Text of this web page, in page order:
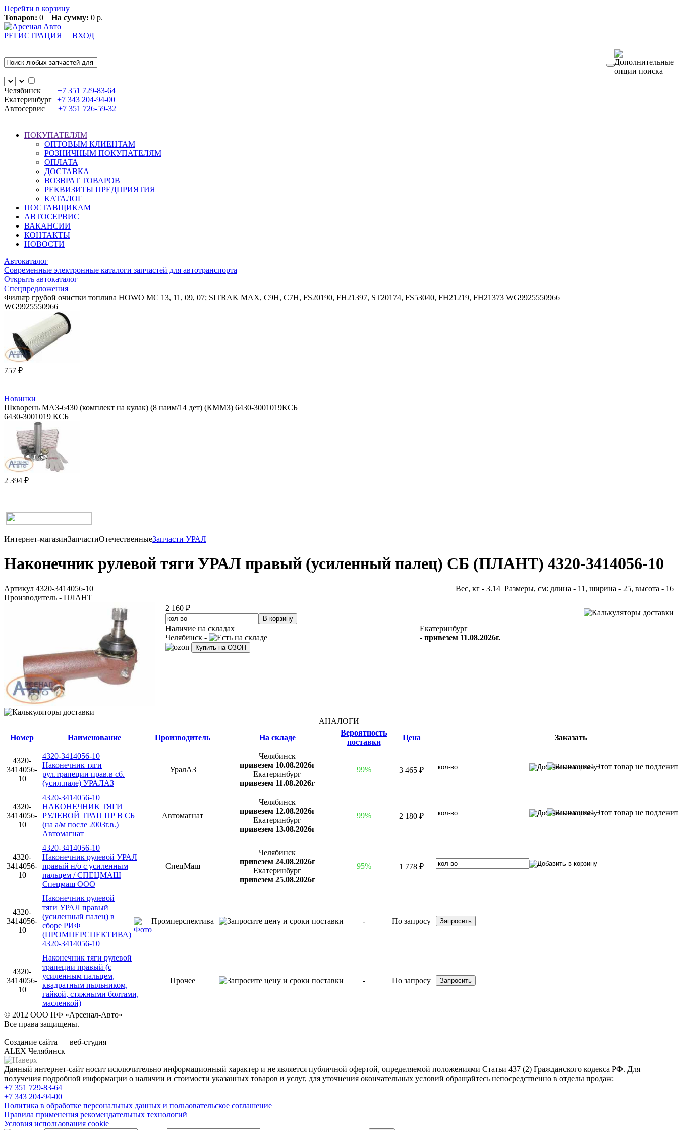
Перейти в корзину
Товаров: 0 На сумму: 0 р.
РЕГИСТРАЦИЯ ВХОД
Челябинск +7 351 729-83-64
Екатеринбург +7 343 204-94-00
Автосервис
+7 351 726-59-32
ПОКУПАТЕЛЯМ
ОПТОВЫМ КЛИЕНТАМ
РОЗНИЧНЫМ ПОКУПАТЕЛЯМ
ОПЛАТА
ДОСТАВКА
ВОЗВРАТ ТОВАРОВ
РЕКВИЗИТЫ ПРЕДПРИЯТИЯ
КАТАЛОГ
ПОСТАВЩИКАМ
АВТОСЕРВИС
ВАКАНСИИ
КОНТАКТЫ
НОВОСТИ
Автокаталог
Современные электронные каталоги запчастей для автотранспорта
Открыть автокаталог
Спецпредложения
Фильтр грубой очистки топлива HOWO MC 13, 11, 09, 07; SITRAK MAX, C9H, C7H, FS20190, FH21397, ST20174, FS53040, FH21219, FH21373 WG9925550966
WG9925550966
757 ₽
Новинки
Шкворень МАЗ-6430 (комплект на кулак) (8 наим/14 дет) (КММЗ) 6430-3001019КСБ
6430-3001019 КСБ
2 394 ₽
Интернет-магазинЗапчастиОтечественныеЗапчасти УРАЛ
Наконечник рулевой тяги УРАЛ правый (усиленный палец) СБ (ПЛАНТ) 4320-3414056-10
Артикул 4320-3414056-10
Производитель - ПЛАНТ
Вес, кг - 3.14 Размеры, см: длина - 11, ширина - 25, высота - 16
2 160 ₽
Наличие на складах
Челябинск -
Екатеринбург
- привезем 11.08.2026г.
Купить на ОЗОН
АНАЛОГИ
Номер
Наименование Производитель На складе
Вероятность
поставки
Цена Заказать
4320-
3414056-
10
4320-3414056-10
Наконечник тяги
рул.трапеции прав.в сб.
(усил.пале) УРАЛАЗ
УралАЗ
Челябинск
привезем 10.08.2026г
Екатеринбург
привезем 11.08.2026г
99% 3 465 ₽
4320-
3414056-
10
4320-3414056-10
НАКОНЕЧНИК ТЯГИ
РУЛЕВОЙ ТРАП ПР В СБ
(на а/м после 2003г.в.)
Автомагнат
Автомагнат
Челябинск
привезем 12.08.2026г
Екатеринбург
привезем 13.08.2026г
99% 2 180 ₽
4320-
3414056-
10
4320-3414056-10
Наконечник рулевой УРАЛ
правый н/о с усиленным
пальцем / СПЕЦМАШ
Спецмаш ООО
СпецМаш
Челябинск
привезем 24.08.2026г
Екатеринбург
привезем 25.08.2026г
95% 1 778 ₽
4320-
3414056-
10
Наконечник рулевой
тяги УРАЛ правый
(усиленный палец) в
сборе РИФ
(ПРОМПЕРСПЕКТИВА)
4320-3414056-10
Промперспектива - По запросу
4320-
3414056-
10
Наконечник тяги рулевой
трапеции правый (с
усиленным пальцем,
квадратным пыльником,
гайкой, стяжными болтами,
масленкой)
Прочее - По запросу
© 2012 ООО ПФ «Арсенал-Авто»
Все права защищены.
Создание сайта — веб-студия
ALEX Челябинск
Данный интернет-сайт носит исключительно информационный характер и не является публичной офертой, определяемой положениями Статьи 437 (2) Гражданского кодекса РФ. Для
получения подробной информации о наличии и стоимости указанных товаров и услуг, для уточнения окончательных условий обращайтесь непосредственно в отделы продаж:
+7 351 729-83-64
+7 343 204-94-00
Политика в обработке персональных данных и пользовательское соглашение
Правила применения рекомендательных технологий
Условия использования cookie